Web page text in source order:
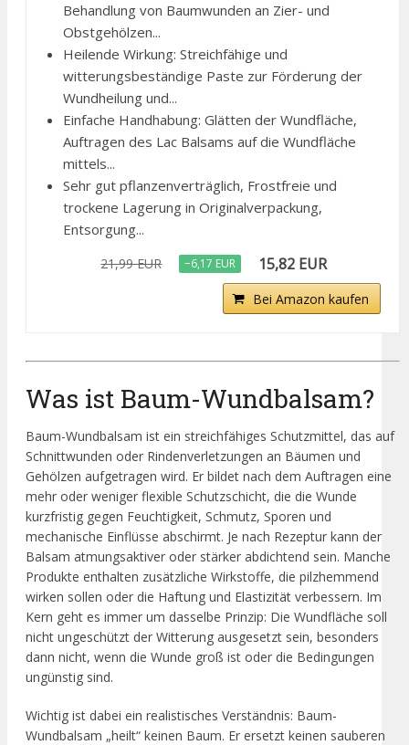
Behandlung von Baumwunden an Zier- und
Obstgehölzen...
Heilende Wirkung: Streichfähige und
witterungsbeständige Paste zur Förderung der
Wundheilung und...
Einfache Handhabung: Glätten der Wundfläche,
Auftragen des Lac Balsams auf die Wundfläche
mittels...
Sehr gut pflanzenverträglich, Frostfreie und
trockene Lagerung in Originalverpackung,
Entsorgung...
21,99 EUR −6,17 EUR 15,82 EUR
Bei Amazon kaufen
Was ist Baum-Wundbalsam?
Baum-Wundbalsam ist ein streichfähiges Schutzmittel, das auf
Schnittwunden oder Rindenverletzungen an Bäumen und
Gehölzen aufgetragen wird. Er bildet nach dem Auftragen eine
mehr oder weniger flexible Schutzschicht, die die Wunde
kurzfristig gegen Feuchtigkeit, Schmutz, Sporen und
mechanische Einflüsse abschirmt. Je nach Rezeptur kann der
Balsam atmungsaktiver oder stärker abdichtend sein. Manche
Produkte enthalten zusätzliche Wirkstoffe, die pilzhemmend
wirken sollen oder die Haftung und Elastizität verbessern. Im
Kern geht es immer um dasselbe Prinzip: Die Wundfläche soll
nicht ungeschützt der Witterung ausgesetzt sein, besonders
dann nicht, wenn die Wunde groß ist oder die Bedingungen
ungünstig sind.
Wichtig ist dabei ein realistisches Verständnis: Baum-
Wundbalsam „heilt“ keinen Baum. Er ersetzt keinen sauberen